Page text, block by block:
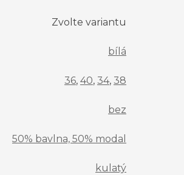
Zvolte variantu
bílá
36, 40, 34, 38
bez
50% bavlna, 50% modal
kulatý